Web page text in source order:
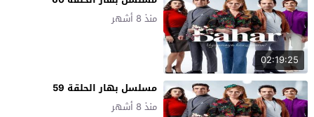
02:19:25
منذ 8 أشهر
مسلسل بهار الحلقة 59
منذ 8 أشهر